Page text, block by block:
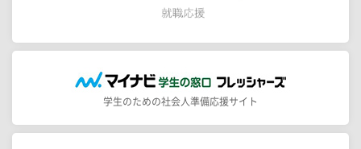
学生のための社会人準備応援サイト